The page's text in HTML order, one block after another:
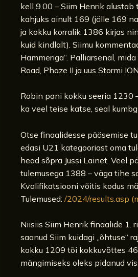
kell 9.00 – Siim Henrik alustab
kahjuks ainult 169 (jälle 169
ja kokku korralik 1386 kirjas
kuid kindlalt). Siimu
Hammeriga“. Palliarsenal,
Road, Phaze II ja uus Stormi
Robin pani kokku seeria 1230
ka veel teise katse, seal
Otse finaalidesse pääsemise
edasi U21 kategooriast oma
head sõpra Jussi Lainet. Veel
tulemusega 1388 – väga tihe
Kvalifikatsiooni võitis kodus
Tulemused: /2024/results.asp
Niisiis Siim Henrik finaalide 1.
saanud Siim kuidagi „õhtuse“
kokku 1209 tõi kokkuvõttes
mängimiseks oleks pidanud